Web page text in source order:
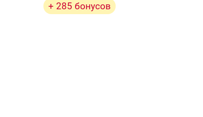
+ 285 бонусов